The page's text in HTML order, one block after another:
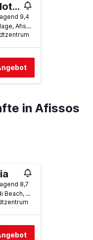
Agnanti Hotel Apartments
9,4
Afissos main village, Afissos, Griechenland
in Afissos
8,7
Afissos, Lagoudi Beach, Afissos, Griechenland